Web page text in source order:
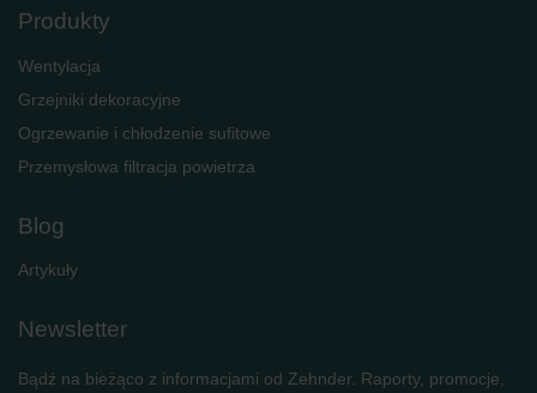
Produkty
Wentylacja
Grzejniki dekoracyjne
Ogrzewanie i chłodzenie sufitowe
Przemysłowa filtracja powietrza
Blog
Artykuły
Newsletter
Bądź na bieżąco z informacjami od Zehnder. Raporty, promocje,